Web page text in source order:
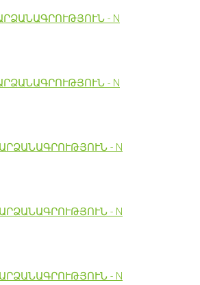
ԱՐՁԱՆԱԳՐՈՒԹՅՈՒՆ - N
ԱՐՁԱՆԱԳՐՈՒԹՅՈՒՆ - N
ԱՐՁԱՆԱԳՐՈՒԹՅՈՒՆ - N
ԱՐՁԱՆԱԳՐՈՒԹՅՈՒՆ - N
ԱՐՁԱՆԱԳՐՈՒԹՅՈՒՆ - N